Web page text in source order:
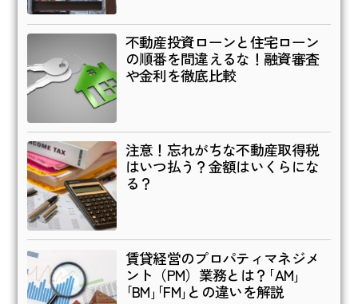
不動産投資ローンと住宅ローン
の順番を間違えるな！融資審査
や金利を徹底比較
注意！忘れがちな不動産取得税
はいつ払う？金額はいくらにな
る？
賃貸経営のプロパティマネジメ
ント（PM）業務とは？｢AM｣
｢BM｣｢FM｣との違いを解説